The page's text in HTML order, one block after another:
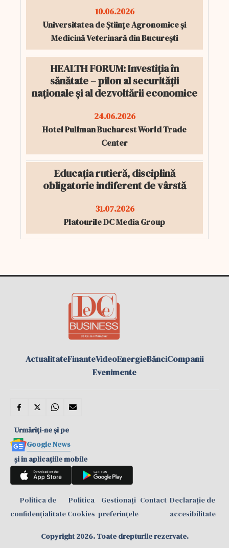
10.06.2026
Universitatea de Științe Agronomice și
Medicină Veterinară din București
HEALTH FORUM: Investiția în
sănătate – pilon al securității
naționale și al dezvoltării economice
24.06.2026
Hotel Pullman Bucharest World Trade
Center
Educația rutieră, disciplină
obligatorie indiferent de vârstă
31.07.2026
Platourile DC Media Group
ActualitateFinanteVideoEnergieBănciCompanii
Evenimente
Urmăriți-ne și pe
Google News
și în aplicațiile mobile
Politica de
confidențialitate
Politica
Cookies
Gestionați
preferințele
Contact Declarație de
accesibilitate
Copyright 2026. Toate drepturile rezervate.